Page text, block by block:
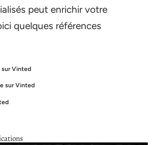
peut enrichir votre
quelques références
sur Vinted
sur Vinted